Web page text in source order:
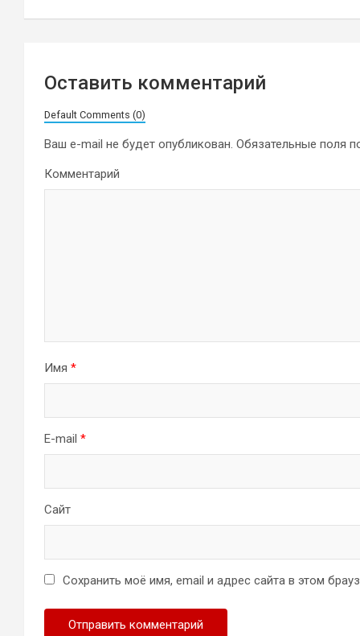
записям
Оставить комментарий
Default Comments (0)
Ваш e-mail не будет опубликован. Обязательные поля
Комментарий
Имя *
E-mail *
Сайт
Сохранить моё имя, email и адрес сайта в этом